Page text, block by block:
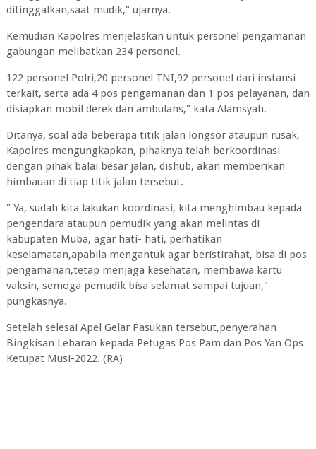
ditinggalkan,saat mudik," ujarnya.
Kemudian Kapolres menjelaskan untuk personel pengamanan
gabungan melibatkan 234 personel.
122 personel Polri,20 personel TNI,92 personel dari instansi
terkait, serta ada 4 pos pengamanan dan 1 pos pelayanan, dan
disiapkan mobil derek dan ambulans," kata Alamsyah.
Ditanya, soal ada beberapa titik jalan longsor ataupun rusak,
Kapolres mengungkapkan, pihaknya telah berkoordinasi
dengan pihak balai besar jalan, dishub, akan memberikan
himbauan di tiap titik jalan tersebut.
" Ya, sudah kita lakukan koordinasi, kita menghimbau kepada
pengendara ataupun pemudik yang akan melintas di
kabupaten Muba, agar hati- hati, perhatikan
keselamatan,apabila mengantuk agar beristirahat, bisa di pos
pengamanan,tetap menjaga kesehatan, membawa kartu
vaksin, semoga pemudik bisa selamat sampai tujuan,"
pungkasnya.
Setelah selesai Apel Gelar Pasukan tersebut,penyerahan
Bingkisan Lebaran kepada Petugas Pos Pam dan Pos Yan Ops
Ketupat Musi-2022. (RA)